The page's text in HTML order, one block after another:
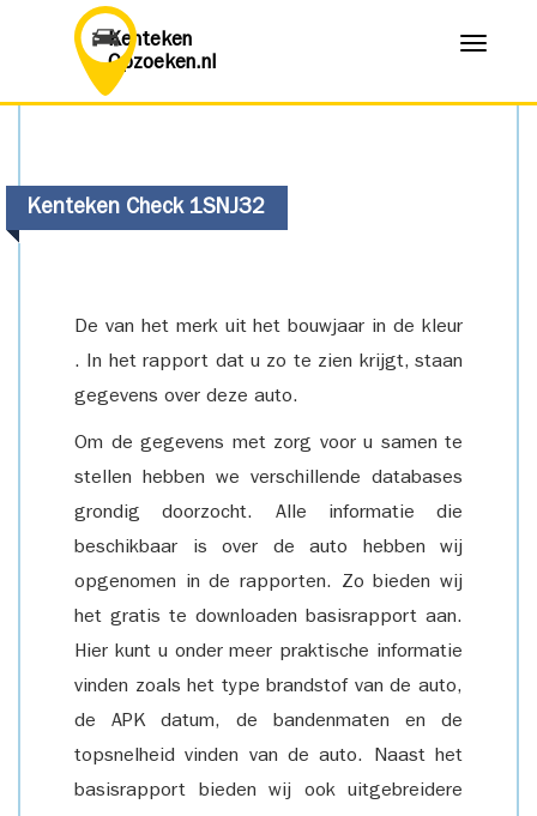
Kenteken
Opzoeken.nl
Menu
Kenteken Check 1SNJ32
De van het merk uit het bouwjaar in de kleur
. In het rapport dat u zo te zien krijgt, staan
gegevens over deze auto.
Om de gegevens met zorg voor u samen te
stellen hebben we verschillende databases
grondig doorzocht. Alle informatie die
beschikbaar is over de auto hebben wij
opgenomen in de rapporten. Zo bieden wij
het gratis te downloaden basisrapport aan.
Hier kunt u onder meer praktische informatie
vinden zoals het type brandstof van de auto,
de APK datum, de bandenmaten en de
topsnelheid vinden van de auto. Naast het
basisrapport bieden wij ook uitgebreidere